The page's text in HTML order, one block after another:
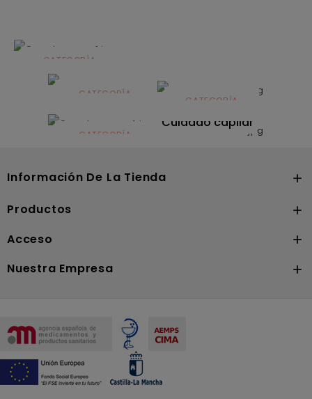
CATEGORÍA
Alimentación
infantilCATEGORÍA
Dermocosmética
CATEGORÍA
Solares
CATEGORÍA
Cuidado capilar
Información De La Tienda 
Productos 
Acceso 
Nuestra Empresa 